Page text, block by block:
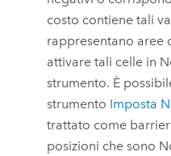
costo contiene tali
rappresentano aree
attivare tali celle in
strumento. È
strumento Imposta
trattato come
posizioni che sono